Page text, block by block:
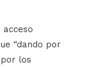
acceso
“dando por
los